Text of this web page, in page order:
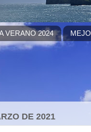
VERANO 2024
DE 2021